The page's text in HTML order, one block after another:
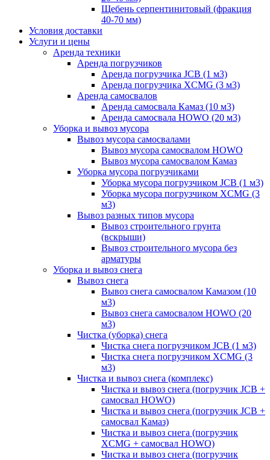
Щебень серпентинитовый (фракция
40-70 мм)
Условия доставки
Услуги и цены
Аренда техники
Аренда погрузчиков
Аренда погрузчика JCB (1 м3)
Аренда погрузчика XCMG (3 м3)
Аренда самосвалов
Аренда самосвала Камаз (10 м3)
Аренда самосвала HOWO (20 м3)
Уборка и вывоз мусора
Вывоз мусора самосвалами
Вывоз мусора самосвалом HOWO
Вывоз мусора самосвалом Камаз
Уборка мусора погрузчиками
Уборка мусора погрузчиком JCB (1 м3)
Уборка мусора погрузчиком XCMG (3
м3)
Вывоз разных типов мусора
Вывоз строительного грунта
(вскрыши)
Вывоз строительного мусора без
арматуры
Уборка и вывоз снега
Вывоз снега
Вывоз снега самосвалом Камазом (10
м3)
Вывоз снега самосвалом HOWO (20
м3)
Чистка (уборка) снега
Чистка снега погрузчиком JCB (1 м3)
Чистка снега погрузчиком XCMG (3
м3)
Чистка и вывоз снега (комплекс)
Чистка и вывоз снега (погрузчик JCB +
самосвал HOWO)
Чистка и вывоз снега (погрузчик JCB +
самосвал Камаз)
Чистка и вывоз снега (погрузчик
XCMG + самосвал HOWO)
Чистка и вывоз снега (погрузчик